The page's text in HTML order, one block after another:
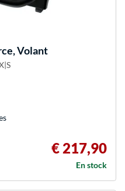
Volant
€ 217,90
En stock